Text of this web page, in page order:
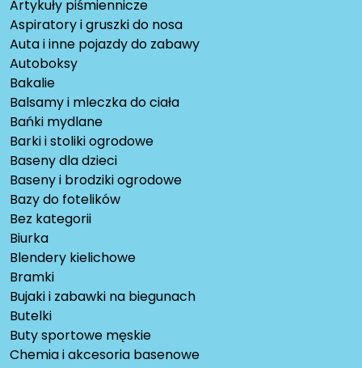
Artykuły piśmiennicze
Aspiratory i gruszki do nosa
Auta i inne pojazdy do zabawy
Autoboksy
Bakalie
Balsamy i mleczka do ciała
Bańki mydlane
Barki i stoliki ogrodowe
Baseny dla dzieci
Baseny i brodziki ogrodowe
Bazy do fotelików
Bez kategorii
Biurka
Blendery kielichowe
Bramki
Bujaki i zabawki na biegunach
Butelki
Buty sportowe męskie
Chemia i akcesoria basenowe